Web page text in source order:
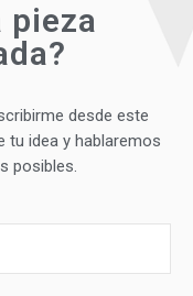
pieza
desde este
idea y hablaremos
posibles.